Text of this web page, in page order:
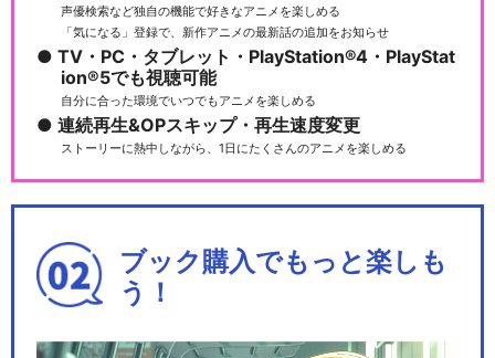
声優検索など独自の機能で好きなアニメを楽しめる
「気になる」登録で、新作アニメの最新話の追加をお知らせ
TV・PC・タブレット・PlayStation®4・PlayStat
ion®5でも視聴可能
自分に合った環境でいつでもアニメを楽しめる
連続再生&OPスキップ・再生速度変更
ストーリーに熱中しながら、1日にたくさんのアニメを楽しめる
ブック購入でもっと楽しも
う！